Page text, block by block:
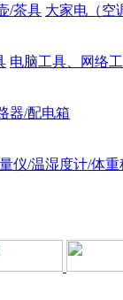
/茶具 大家电（空
电脑工具、网络
器/配电箱
仪/温湿度计/体重